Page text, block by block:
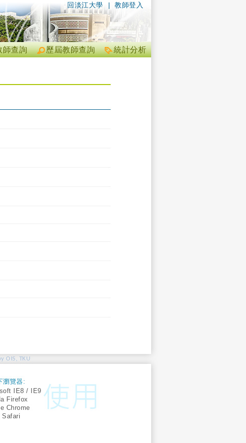
| 教師登入
回淡江大學
統計分析
歷屆教師查詢
師查詢
OIS, TKU
瀏覽器:
IE8 / IE9
Firefox
Chrome
Safari